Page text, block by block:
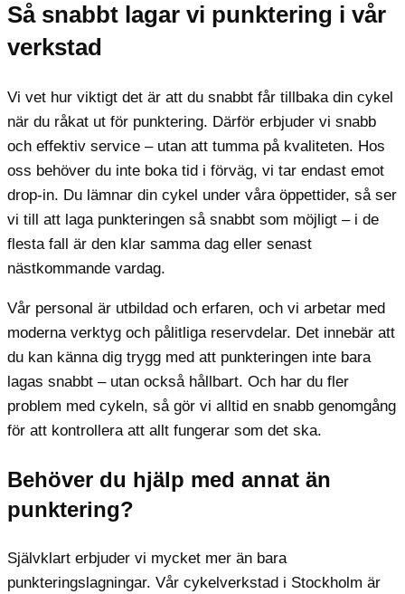
Så snabbt lagar vi punktering i vår
verkstad
Vi vet hur viktigt det är att du snabbt får tillbaka din cykel
när du råkat ut för punktering. Därför erbjuder vi snabb
och effektiv service – utan att tumma på kvaliteten. Hos
oss behöver du inte boka tid i förväg, vi tar endast emot
drop-in. Du lämnar din cykel under våra öppettider, så ser
vi till att laga punkteringen så snabbt som möjligt – i de
flesta fall är den klar samma dag eller senast
nästkommande vardag.
Vår personal är utbildad och erfaren, och vi arbetar med
moderna verktyg och pålitliga reservdelar. Det innebär att
du kan känna dig trygg med att punkteringen inte bara
lagas snabbt – utan också hållbart. Och har du fler
problem med cykeln, så gör vi alltid en snabb genomgång
för att kontrollera att allt fungerar som det ska.
Behöver du hjälp med annat än
punktering?
Självklart erbjuder vi mycket mer än bara
punkteringslagningar. Vår cykelverkstad i Stockholm är